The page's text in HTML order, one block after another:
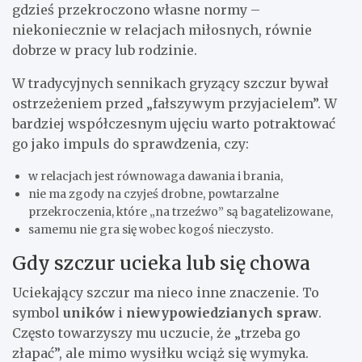
gdzieś przekroczono własne normy –
niekoniecznie w relacjach miłosnych, równie
dobrze w pracy lub rodzinie.
W tradycyjnych sennikach gryzący szczur bywał
ostrzeżeniem przed „fałszywym przyjacielem”. W
bardziej współczesnym ujęciu warto potraktować
go jako impuls do sprawdzenia, czy:
w relacjach jest równowaga dawania i brania,
nie ma zgody na czyjeś drobne, powtarzalne
przekroczenia, które „na trzeźwo” są bagatelizowane,
samemu nie gra się wobec kogoś nieczysto.
Gdy szczur ucieka lub się chowa
Uciekający szczur ma nieco inne znaczenie. To
symbol uników i niewypowiedzianych spraw.
Często towarzyszy mu uczucie, że „trzeba go
złapać”, ale mimo wysiłku wciąż się wymyka.